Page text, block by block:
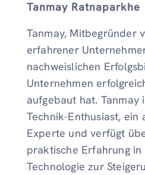
Tanmay Ratnaparkhe
Tanmay, Mitbegründer
erfahrener
nachweislichen
Unternehmen
aufgebaut hat. Tanmay
Technik-Enthusiast, ein
Experte und verfügt
praktische Erfahrung in
Technologie zur